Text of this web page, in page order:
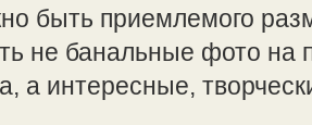
быть приемлемого
не банальные фото на
а интересные,